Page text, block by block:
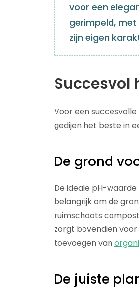
voor een
gerimpeld,
zijn eigen
Succesvol
Voor een
gedijen het beste in
De grond
De ideale pH-waarde
belangrijk om de
ruimschoots
zorgt bovendien
toevoegen van
De juiste